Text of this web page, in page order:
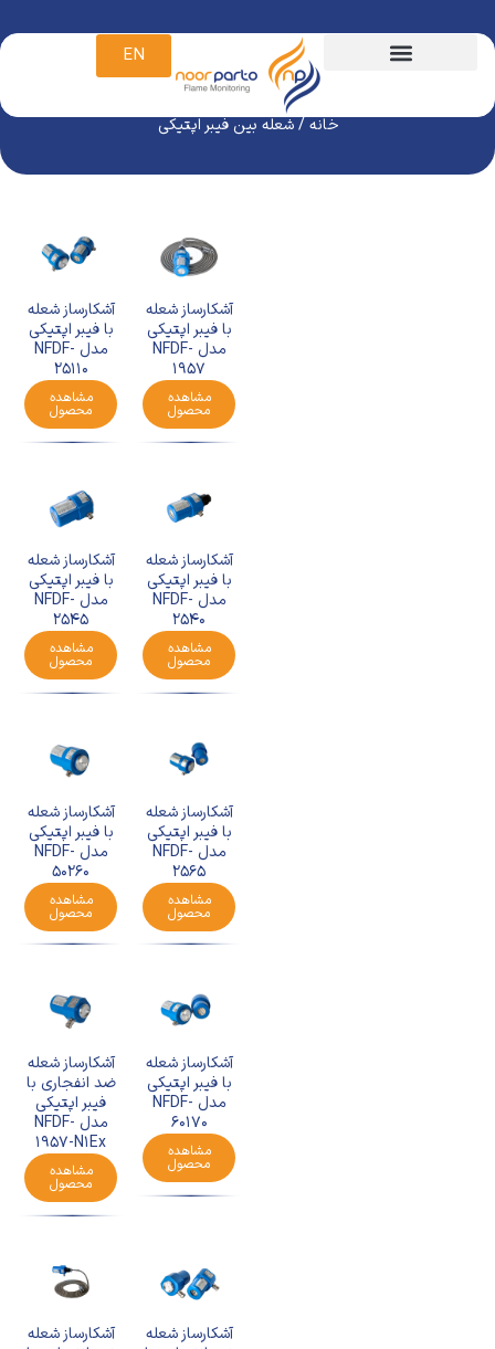
EN
شعله بین فیبر اپتیکی
خانه/ شعله بین فیبر اپتیکی
آشکارساز شعله
با فیبر اپتیکی
مدل NFDF-
1957
مشاهده
محصول
آشکارساز شعله
با فیبر اپتیکی
مدل NFDF-
25110
مشاهده
محصول
آشکارساز شعله
با فیبر اپتیکی
مدل NFDF-
2540
مشاهده
محصول
آشکارساز شعله
با فیبر اپتیکی
مدل NFDF-
2545
مشاهده
محصول
آشکارساز شعله
با فیبر اپتیکی
مدل NFDF-
2565
مشاهده
محصول
آشکارساز شعله
با فیبر اپتیکی
مدل NFDF-
50260
مشاهده
محصول
آشکارساز شعله
با فیبر اپتیکی
مدل NFDF-
60170
مشاهده
محصول
آشکارساز شعله
ضد انفجاری با
فیبر اپتیکی
مدل NFDF-
1957-N1Ex
مشاهده
محصول
آشکارساز شعله
آشکارساز شعله